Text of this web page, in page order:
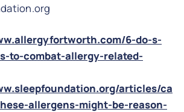
6-do-s-
to-combat-allergy-related-
articles/ca
allergens-might-be-reason-